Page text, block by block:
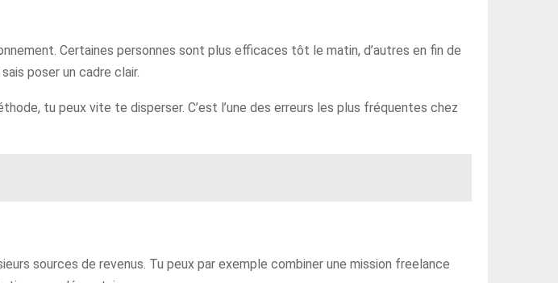
Certaines personnes sont plus efficaces tôt le matin, d’autres en fin de
poser un cadre clair.
tu peux vite te disperser. C’est l’une des erreurs les plus fréquentes chez
sources de revenus. Tu peux par exemple combiner une mission freelance